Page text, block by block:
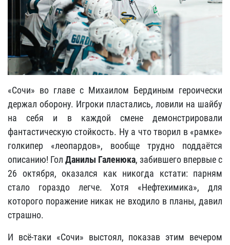
«Сочи» во главе с Михаилом Бердиным героически
держал оборону. Игроки пластались, ловили на шайбу
на себя и в каждой смене демонстрировали
фантастическую стойкость. Ну а что творил в «рамке»
голкипер «леопардов», вообще трудно поддаётся
описанию! Гол Данилы Галенюка, забившего впервые с
26 октября, оказался как никогда кстати: парням
стало гораздо легче. Хотя «Нефтехимика», для
которого поражение никак не входило в планы, давил
страшно.
И всё-таки «Сочи» выстоял, показав этим вечером